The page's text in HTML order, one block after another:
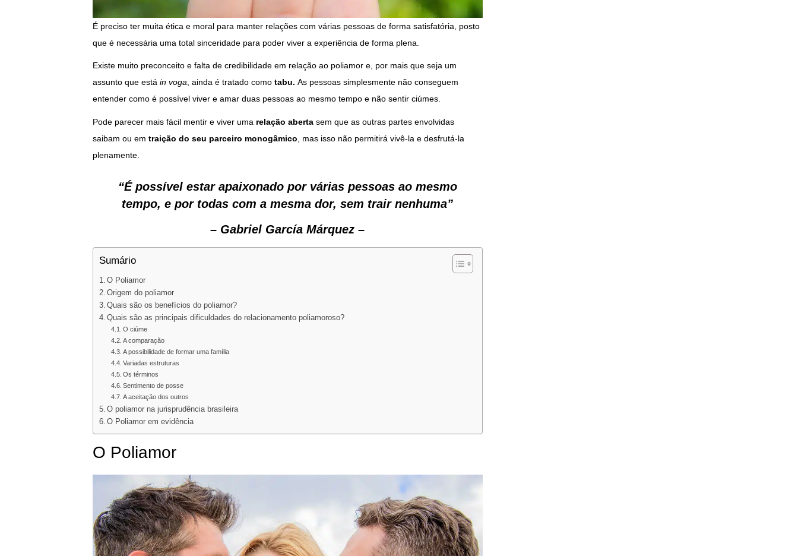
É preciso ter muita ética e moral para manter relações com várias pessoas de forma satisfatória, posto
que é necessária uma total sinceridade para poder viver a experiência de forma plena.
Existe muito preconceito e falta de credibilidade em relação ao poliamor e, por mais que seja um
assunto que está in voga , ainda é tratado como tabu. As pessoas simplesmente não conseguem
entender como é possível viver e amar duas pessoas ao mesmo tempo e não sentir ciúmes.
Pode parecer mais fácil mentir e viver uma relação abertasem que as outras partes envolvidas
saibam ou em traição do seu parceiro monogâmico , mas isso não permitirá vivê-la e desfrutá-la
plenamente.
“É possível estar apaixonado por várias pessoas ao mesmo
tempo, e por todas com a mesma dor, sem trair nenhuma”
– Gabriel García Márquez –
Sumário
O Poliamor
Origem do poliamor
Quais são os benefícios do poliamor?
Quais são as principais dificuldades do relacionamento poliamoroso?
O ciúme
A comparação
A possibilidade de formar uma família
Variadas estruturas
Os términos
Sentimento de posse
A aceitação dos outros
O poliamor na jurisprudência brasileira
O Poliamor em evidência
O Poliamor